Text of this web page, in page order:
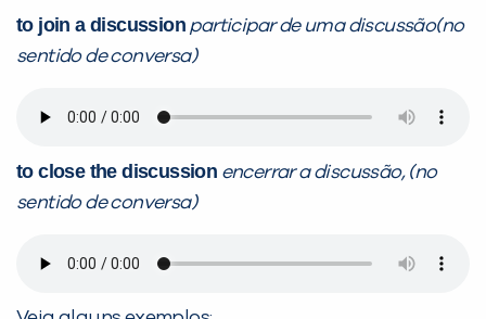
to join a discussion participar de uma discussão(no
sentido de conversa)
to close the discussion encerrar a discussão, (no
sentido de conversa)